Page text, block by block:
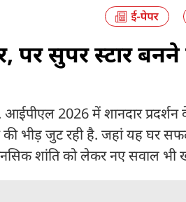
पर सुपर स्टार
2026 में शानदार प्रदर्शन
की भीड़ जुट रही है. जहां यह घर
शांति को लेकर नए सवाल भी